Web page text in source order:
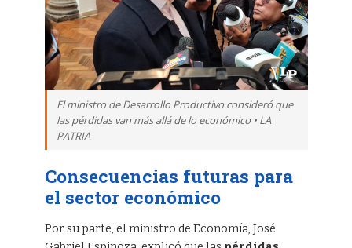
El ministro de Desarrollo Productivo consideró que
las pérdidas van más allá de lo económico • LA
PATRIA
Consecuencias futuras para
el sector económico
Por su parte, el ministro de Economía, José